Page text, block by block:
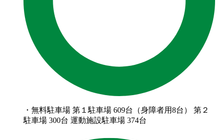
・無料駐車場 第１駐車場 609台（身障者用8台） 第２
駐車場 300台 運動施設駐車場 374台